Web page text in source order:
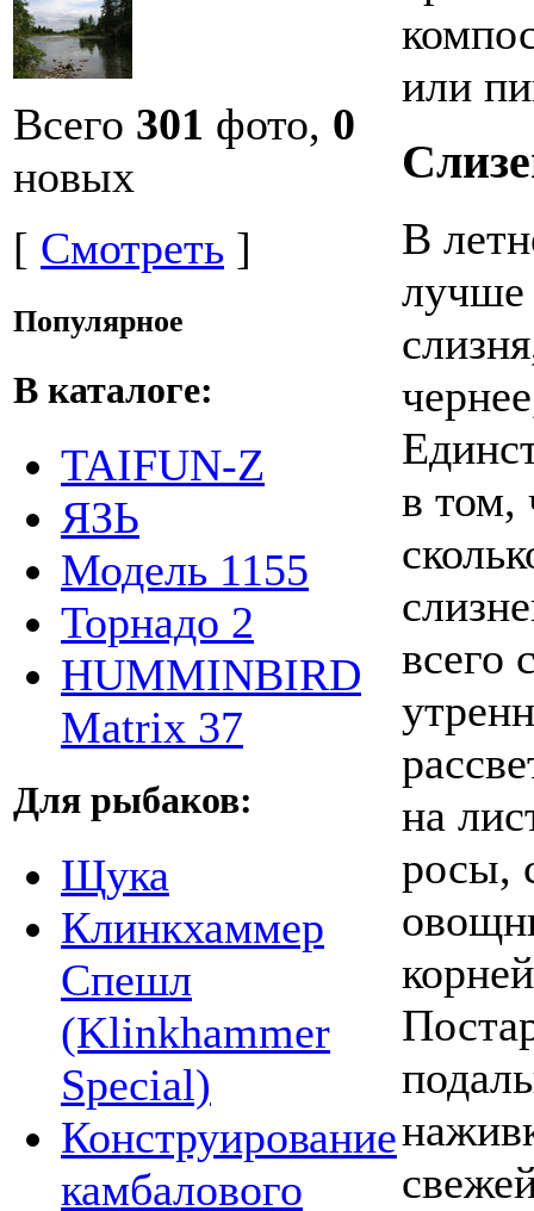
Всего 301 фото, 0
новых
[ Смотреть ]
Популярное
В каталоге:
TAIFUN-Z
ЯЗЬ
Модель 1155
Торнадо 2
HUMMINBIRD
Matrix 37
Для рыбаков:
Щука
Клинкхаммер
Спешл
(Klinkhammer
Special)
Конструирование
камбалового
или
В
лучше
в том,
всего
на
росы,